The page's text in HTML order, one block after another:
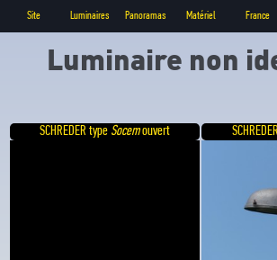
Site Luminaires Panoramas Matériel France
Luminaire non
SCHREDER type Socemouvert